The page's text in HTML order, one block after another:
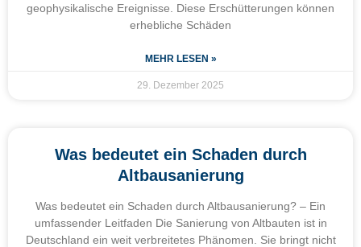
geophysikalische Ereignisse. Diese Erschütterungen können
erhebliche Schäden
MEHR LESEN »
29. Dezember 2025
Was bedeutet ein Schaden durch
Altbausanierung
Was bedeutet ein Schaden durch Altbausanierung? – Ein
umfassender Leitfaden Die Sanierung von Altbauten ist in
Deutschland ein weit verbreitetes Phänomen. Sie bringt nicht